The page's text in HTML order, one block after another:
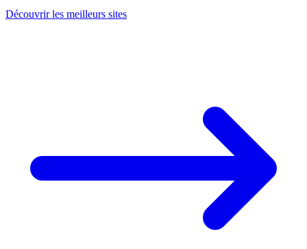
Découvrir les meilleurs sites